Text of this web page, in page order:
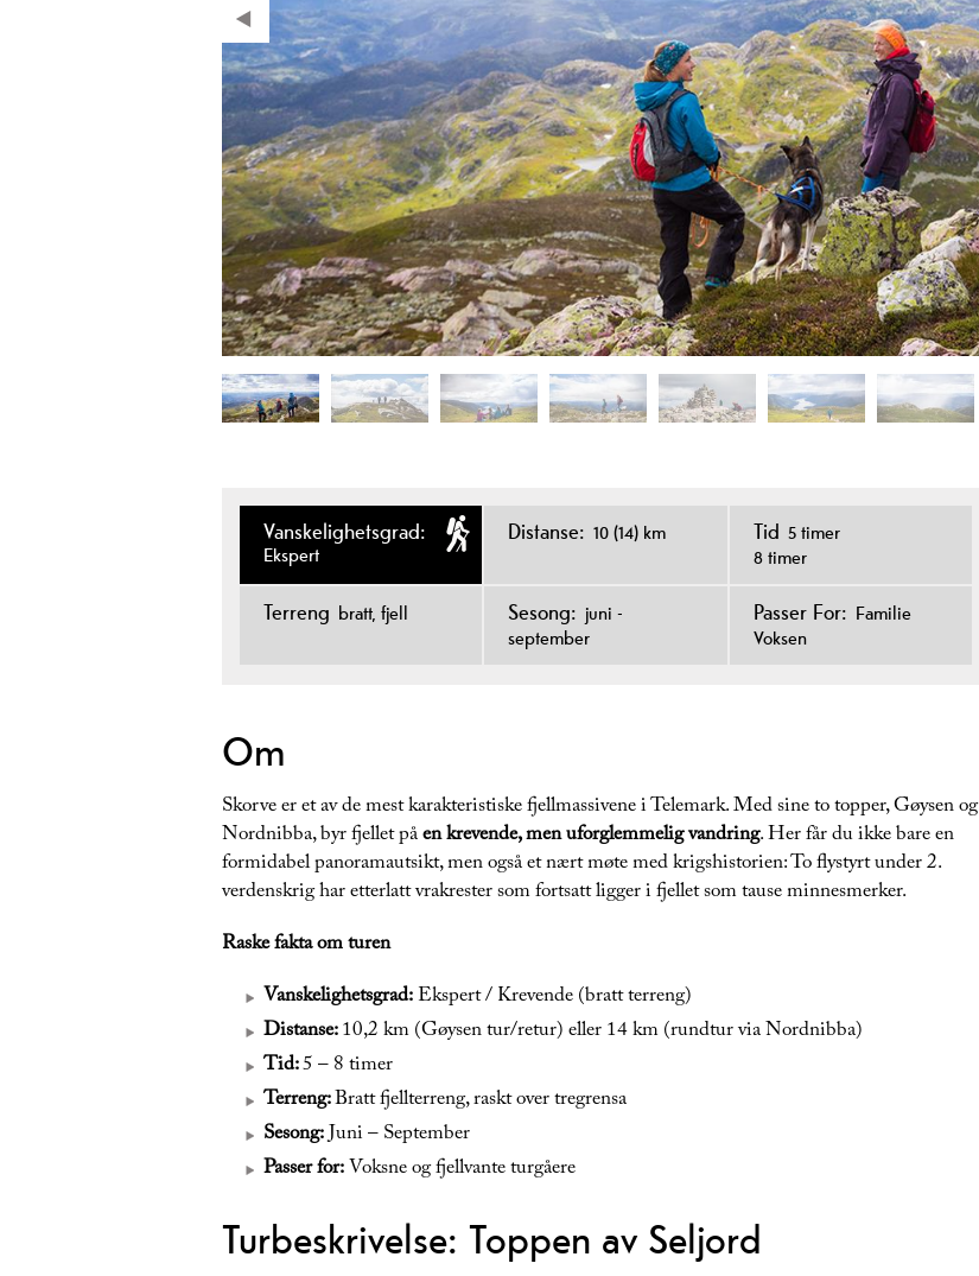
Vanskelighetsgrad:
Ekspert
Distanse: 10 (14) km Tid 5 timer
8 timer
Terreng bratt fjell Sesong: juni -
september
Passer For: Familie
Voksen
Om
Skorve er et av de mest karakteristiske fjellmassivene i Telemark. Med sine to topper, Gøysen og
Nordnibba, byr fjellet påen krevende, men uforglemmelig vandring. Her får du ikke bare en
formidabel panoramautsikt, men også et nært møte med krigshistorien: To flystyrt under 2.
verdenskrig har etterlatt vrakrester som fortsatt ligger i fjellet som tause minnesmerker.
Raske fakta om turen
Vanskelighetsgrad:Ekspert / Krevende (bratt terreng)
Distanse:10,2 km (Gøysen tur/retur) eller 14 km (rundtur via Nordnibba)
Tid:5 – 8 timer
Terreng:Bratt fjellterreng, raskt over tregrensa
Sesong:Juni – September
Passer for:Voksne og fjellvante turgåere
Turbeskrivelse: Toppen av Seljord